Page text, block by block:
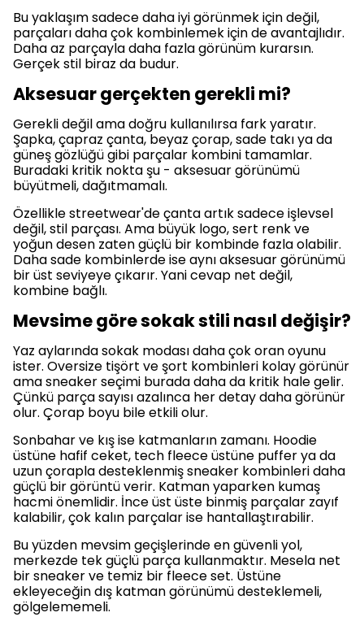
Bu yaklaşım sadece daha iyi görünmek için değil,
parçaları daha çok kombinlemek için de avantajlıdır.
Daha az parçayla daha fazla görünüm kurarsın.
Gerçek stil biraz da budur.
Aksesuar gerçekten gerekli mi?
Gerekli değil ama doğru kullanılırsa fark yaratır.
Şapka, çapraz çanta, beyaz çorap, sade takı ya da
güneş gözlüğü gibi parçalar kombini tamamlar.
Buradaki kritik nokta şu - aksesuar görünümü
büyütmeli, dağıtmamalı.
Özellikle streetwear'de çanta artık sadece işlevsel
değil, stil parçası. Ama büyük logo, sert renk ve
yoğun desen zaten güçlü bir kombinde fazla olabilir.
Daha sade kombinlerde ise aynı aksesuar görünümü
bir üst seviyeye çıkarır. Yani cevap net değil,
kombine bağlı.
Mevsime göre sokak stili nasıl değişir?
Yaz aylarında sokak modası daha çok oran oyunu
ister. Oversize tişört ve şort kombinleri kolay görünür
ama sneaker seçimi burada daha da kritik hale gelir.
Çünkü parça sayısı azalınca her detay daha görünür
olur. Çorap boyu bile etkili olur.
Sonbahar ve kış ise katmanların zamanı. Hoodie
üstüne hafif ceket, tech fleece üstüne puffer ya da
uzun çorapla desteklenmiş sneaker kombinleri daha
güçlü bir görüntü verir. Katman yaparken kumaş
hacmi önemlidir. İnce üst üste binmiş parçalar zayıf
kalabilir, çok kalın parçalar ise hantallaştırabilir.
Bu yüzden mevsim geçişlerinde en güvenli yol,
merkezde tek güçlü parça kullanmaktır. Mesela net
bir sneaker ve temiz bir fleece set. Üstüne
ekleyeceğin dış katman görünümü desteklemeli,
gölgelememeli.